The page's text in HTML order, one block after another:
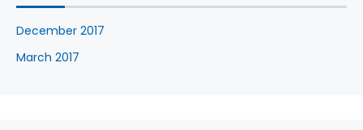
December 2017
March 2017